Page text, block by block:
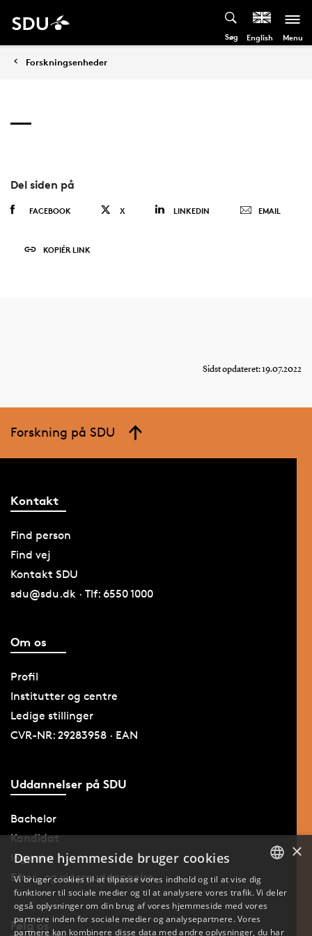
Søg English Menu
Forskningsenheder
Del siden på
FACEBOOK X LINKEDIN EMAIL
KOPIÉR LINK
Sidst opdateret: 19.07.2022
Forskning på SDU
Kontakt
Find person
Find vej
Kontakt SDU
sdu@sdu.dk · Tlf: 6550 1000
Om os
Profil
Institutter og centre
Ledige stillinger
CVR-NR: 29283958 · EAN
Uddannelser på SDU
Bachelor
Kandidat
Ingeniør
Efter- og videreuddannelse
Følg os
DANISH
×
Denne hjemmeside bruger cookies
Vi bruger cookies til at tilpasse vores indhold og til at vise dig
funktioner til sociale medier og til at analysere vores trafik. Vi deler
også oplysninger om din brug af vores hjemmeside med vores
partnere inden for sociale medier og analysepartnere. Vores
partnere kan kombinere disse data med andre oplysninger, du har